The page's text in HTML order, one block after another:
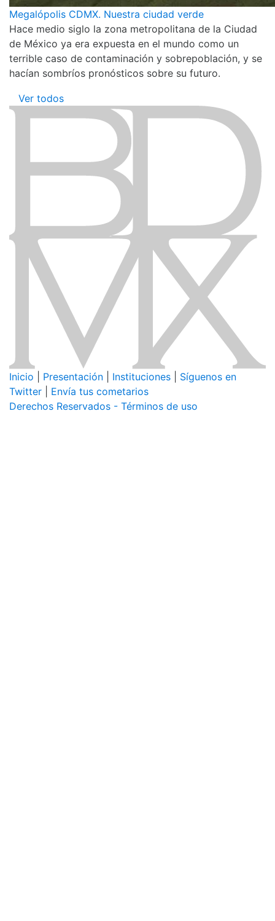
Megalópolis CDMX. Nuestra ciudad verde
Hace medio siglo la zona metropolitana de la Ciudad
de México ya era expuesta en el mundo como un
terrible caso de contaminación y sobrepoblación, y se
hacían sombríos pronósticos sobre su futuro.
Ver todos
Inicio Presentación Instituciones
Síguenos en
Twitter
Envía tus cometarios
Derechos Reservados - Términos de uso